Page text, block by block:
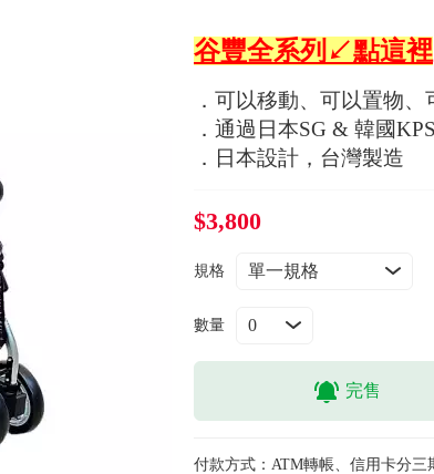
谷豐全系列↙點這裡
．可以移動、可以置物
．通過日本SG & 韓國
．日本設計，台灣製造
$3,800
規格
數量
完售
付款方式： ATM轉帳、信用卡分三